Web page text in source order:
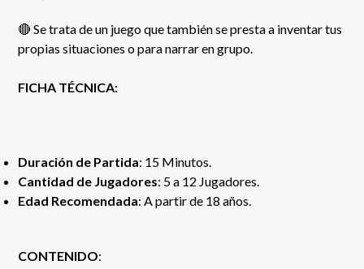
🔴 Se trata de un juego que también se presta a inventar tus
propias situaciones o para narrar en grupo.
FICHA TÉCNICA:
Duración de Partida: 15 Minutos.
Cantidad de Jugadores: 5 a 12 Jugadores.
Edad Recomendada: A partir de 18 años.
CONTENIDO: